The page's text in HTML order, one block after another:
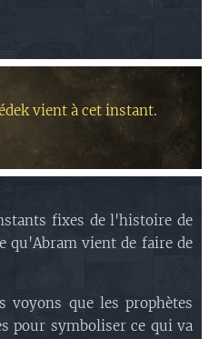
vient à cet instant.
fixes de l'histoire de
vient de faire de
voyons que les prophètes
pour symboliser ce qui va